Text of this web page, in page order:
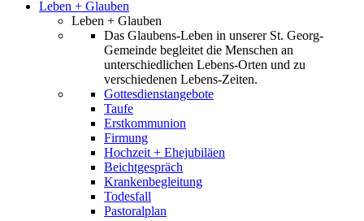
Leben + Glauben
Leben + Glauben
Das Glaubens-Leben in unserer St. Georg-
Gemeinde begleitet die Menschen an
unterschiedlichen Lebens-Orten und zu
verschiedenen Lebens-Zeiten.
Gottesdienstangebote
Taufe
Erstkommunion
Firmung
Hochzeit + Ehejubiläen
Beichtgespräch
Krankenbegleitung
Todesfall
Pastoralplan